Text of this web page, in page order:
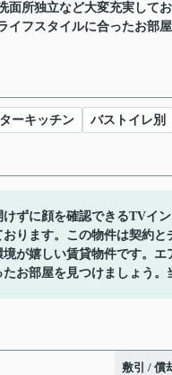
面所独立など大変充実して
イフスタイルに合ったお部
ーキッチン バストイレ別
ずに顔を確認できるTVイ
ります。この物件は契約
が嬉しい賃貸物件です。
お部屋を見つけましょう。
敷引 / 償